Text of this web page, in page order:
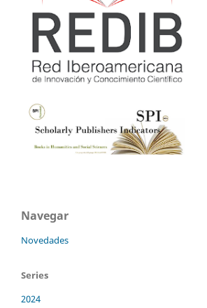
Navegar
Novedades
Series
2024